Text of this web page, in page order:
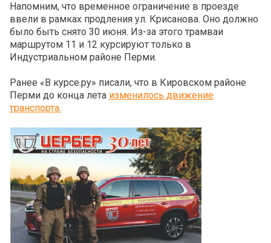
Напомним, что временное ограничение в проезде
ввели в рамках продления ул. Крисанова. Оно должно
было быть снято 30 июня. Из-за этого трамваи
маршрутом 11 и 12 курсируют только в
Индустриальном районе Перми.
Ранее «В курсе.ру» писали, что в Кировском районе
Перми до конца лета изменилось движение
транспорта.